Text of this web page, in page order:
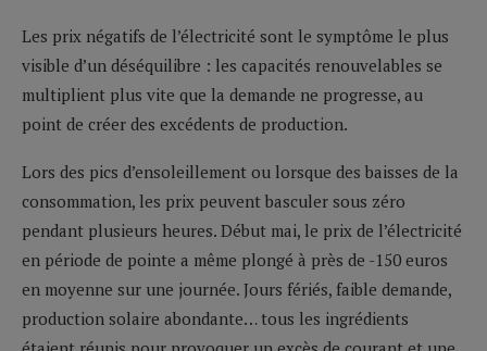
Les prix négatifs de l’électricité sont le symptôme le plus
visible d’un déséquilibre : les capacités renouvelables se
multiplient plus vite que la demande ne progresse, au
point de créer des excédents de production.
Lors des pics d’ensoleillement ou lorsque des baisses de la
consommation, les prix peuvent basculer sous zéro
pendant plusieurs heures. Début mai, le prix de l’électricité
en période de pointe a même plongé à près de -150 euros
en moyenne sur une journée. Jours fériés, faible demande,
production solaire abondante… tous les ingrédients